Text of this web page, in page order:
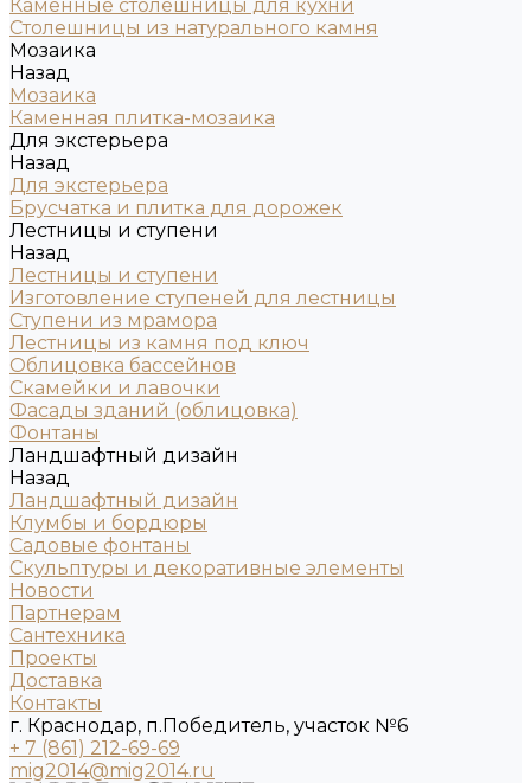
Каменные столешницы для кухни
Столешницы из натурального камня
Мозаика
Назад
Мозаика
Каменная плитка-мозаика
Для экстерьера
Назад
Для экстерьера
Брусчатка и плитка для дорожек
Лестницы и ступени
Назад
Лестницы и ступени
Изготовление ступеней для лестницы
Ступени из мрамора
Лестницы из камня под ключ
Облицовка бассейнов
Скамейки и лавочки
Фасады зданий (облицовка)
Фонтаны
Ландшафтный дизайн
Назад
Ландшафтный дизайн
Клумбы и бордюры
Садовые фонтаны
Скульптуры и декоративные элементы
Новости
Партнерам
Сантехника
Проекты
Доставка
Контакты
г. Краснодар, п.Победитель, участок №6
+ 7 (861) 212-69-69
mig2014@mig2014.ru